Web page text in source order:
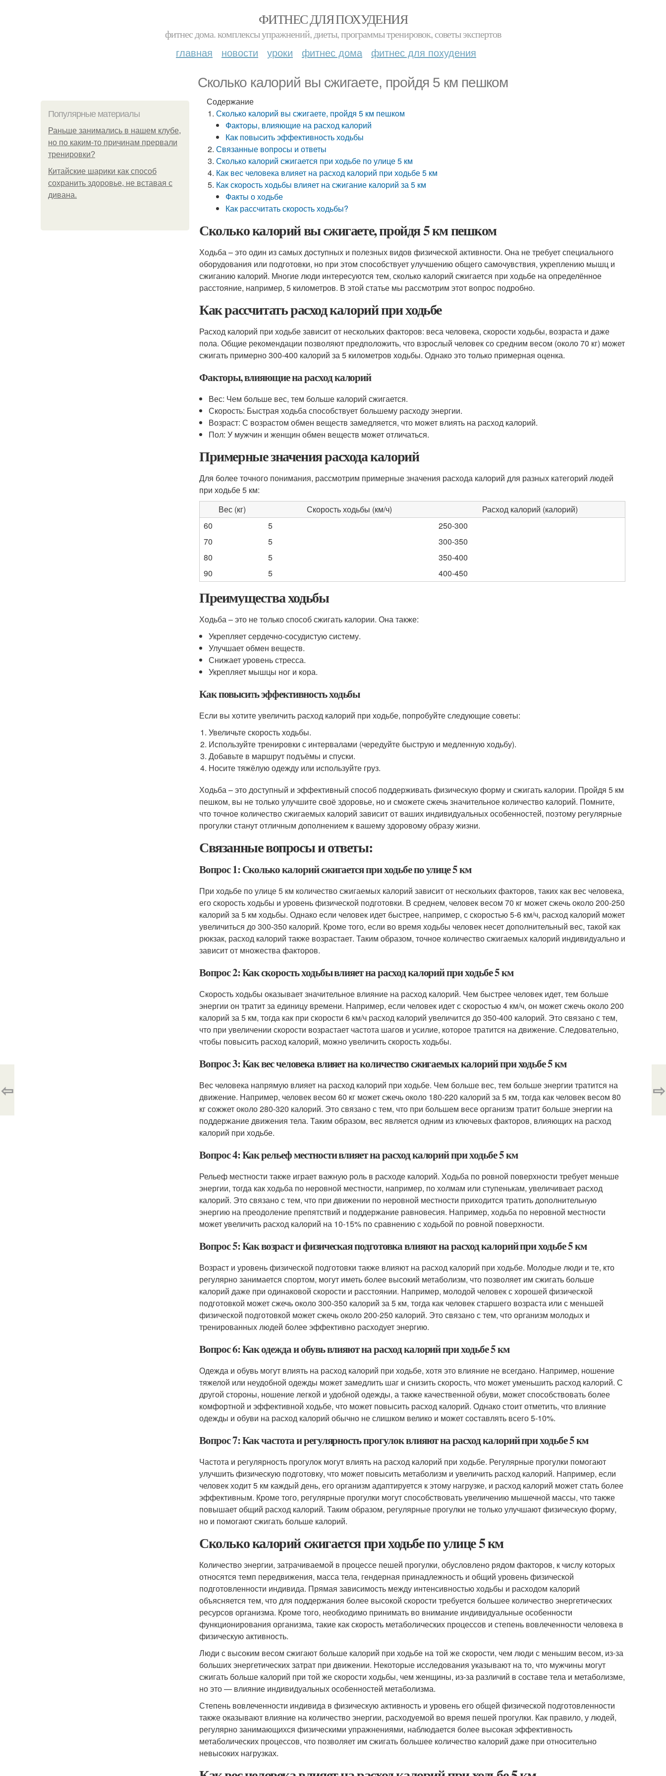
ФИТНЕС ДЛЯ ПОХУДЕНИЯ
фитнес дома. комплексы упражнений, диеты, программы тренировок, советы экспертов
главная новости уроки фитнес дома фитнес для похудения
Сколько калорий вы сжигаете, пройдя 5 км пешком
Популярные материалы
Раньше занимались в нашем клубе,
но по каким-то причинам прервали
тренировки?
Китайские шарики как способ
сохранить здоровье, не вставая с
дивана.
Содержание
Сколько калорий вы сжигаете, пройдя 5 км пешком
Факторы, влияющие на расход калорий
Как повысить эффективность ходьбы
Связанные вопросы и ответы
Сколько калорий сжигается при ходьбе по улице 5 км
Как вес человека влияет на расход калорий при ходьбе 5 км
Как скорость ходьбы влияет на сжигание калорий за 5 км
Факты о ходьбе
Как рассчитать скорость ходьбы?
Сколько калорий вы сжигаете, пройдя 5 км пешком
Ходьба – это один из самых доступных и полезных видов физической активности. Она не требует специального
оборудования или подготовки, но при этом способствует улучшению общего самочувствия, укреплению мышц и
сжиганию калорий. Многие люди интересуются тем, сколько калорий сжигается при ходьбе на определённое
расстояние, например, 5 километров. В этой статье мы рассмотрим этот вопрос подробно.
Как рассчитать расход калорий при ходьбе
Расход калорий при ходьбе зависит от нескольких факторов: веса человека, скорости ходьбы, возраста и даже
пола. Общие рекомендации позволяют предположить, что взрослый человек со средним весом (около 70 кг) может
сжигать примерно 300-400 калорий за 5 километров ходьбы. Однако это только примерная оценка.
Факторы, влияющие на расход калорий
Вес: Чем больше вес, тем больше калорий сжигается.
Скорость: Быстрая ходьба способствует большему расходу энергии.
Возраст: С возрастом обмен веществ замедляется, что может влиять на расход калорий.
Пол: У мужчин и женщин обмен веществ может отличаться.
Примерные значения расхода калорий
Для более точного понимания, рассмотрим примерные значения расхода калорий для разных категорий людей
при ходьбе 5 км:
Вес (кг)
Скорость ходьбы (км/ч)
Расход калорий (калорий)
60
5
250-300
70
5
300-350
80
5
350-400
90
5 400-450
Преимущества ходьбы
Ходьба – это не только способ сжигать калории. Она также:
Укрепляет сердечно-сосудистую систему.
Улучшает обмен веществ.
Снижает уровень стресса.
Укрепляет мышцы ног и кора.
Как повысить эффективность ходьбы
Если вы хотите увеличить расход калорий при ходьбе, попробуйте следующие советы:
Увеличьте скорость ходьбы.
Используйте тренировки с интервалами (чередуйте быструю и медленную ходьбу).
Добавьте в маршрут подъёмы и спуски.
Носите тяжёлую одежду или используйте груз.
Ходьба – это доступный и эффективный способ поддерживать физическую форму и сжигать калории. Пройдя 5 км
пешком, вы не только улучшите своё здоровье, но и сможете сжечь значительное количество калорий. Помните,
что точное количество сжигаемых калорий зависит от ваших индивидуальных особенностей, поэтому регулярные
прогулки станут отличным дополнением к вашему здоровому образу жизни.
Связанные вопросы и ответы:
Вопрос 1: Сколько калорий сжигается при ходьбе по улице 5 км
При ходьбе по улице 5 км количество сжигаемых калорий зависит от нескольких факторов, таких как вес человека,
его скорость ходьбы и уровень физической подготовки. В среднем, человек весом 70 кг может сжечь около 200-250
калорий за 5 км ходьбы. Однако если человек идет быстрее, например, с скоростью 5-6 км/ч, расход калорий может
увеличиться до 300-350 калорий. Кроме того, если во время ходьбы человек несет дополнительный вес, такой как
рюкзак, расход калорий также возрастает. Таким образом, точное количество сжигаемых калорий индивидуально и
зависит от множества факторов.
Вопрос 2: Как скорость ходьбы влияет на расход калорий при ходьбе 5 км
Скорость ходьбы оказывает значительное влияние на расход калорий. Чем быстрее человек идет, тем больше
энергии он тратит за единицу времени. Например, если человек идет с скоростью 4 км/ч, он может сжечь около 200
калорий за 5 км, тогда как при скорости 6 км/ч расход калорий увеличится до 350-400 калорий. Это связано с тем,
что при увеличении скорости возрастает частота шагов и усилие, которое тратится на движение. Следовательно,
чтобы повысить расход калорий, можно увеличить скорость ходьбы.
Вопрос 3: Как вес человека влияет на количество сжигаемых калорий при ходьбе 5 км
Вес человека напрямую влияет на расход калорий при ходьбе. Чем больше вес, тем больше энергии тратится на
движение. Например, человек весом 60 кг может сжечь около 180-220 калорий за 5 км, тогда как человек весом 80
кг сожжет около 280-320 калорий. Это связано с тем, что при большем весе организм тратит больше энергии на
поддержание движения тела. Таким образом, вес является одним из ключевых факторов, влияющих на расход
калорий при ходьбе.
Вопрос 4: Как рельеф местности влияет на расход калорий при ходьбе 5 км
Рельеф местности также играет важную роль в расходе калорий. Ходьба по ровной поверхности требует меньше
энергии, тогда как ходьба по неровной местности, например, по холмам или ступенькам, увеличивает расход
калорий. Это связано с тем, что при движении по неровной местности приходится тратить дополнительную
энергию на преодоление препятствий и поддержание равновесия. Например, ходьба по неровной местности
может увеличить расход калорий на 10-15% по сравнению с ходьбой по ровной поверхности.
Вопрос 5: Как возраст и физическая подготовка влияют на расход калорий при ходьбе 5 км
Возраст и уровень физической подготовки также влияют на расход калорий при ходьбе. Молодые люди и те, кто
регулярно занимается спортом, могут иметь более высокий метаболизм, что позволяет им сжигать больше
калорий даже при одинаковой скорости и расстоянии. Например, молодой человек с хорошей физической
подготовкой может сжечь около 300-350 калорий за 5 км, тогда как человек старшего возраста или с меньшей
физической подготовкой может сжечь около 200-250 калорий. Это связано с тем, что организм молодых и
тренированных людей более эффективно расходует энергию.
Вопрос 6: Как одежда и обувь влияют на расход калорий при ходьбе 5 км
Одежда и обувь могут влиять на расход калорий при ходьбе, хотя это влияние не всегдано. Например, ношение
тяжелой или неудобной одежды может замедлить шаг и снизить скорость, что может уменьшить расход калорий. С
другой стороны, ношение легкой и удобной одежды, а также качественной обуви, может способствовать более
комфортной и эффективной ходьбе, что может повысить расход калорий. Однако стоит отметить, что влияние
одежды и обуви на расход калорий обычно не слишком велико и может составлять всего 5-10%.
Вопрос 7: Как частота и регулярность прогулок влияют на расход калорий при ходьбе 5 км
Частота и регулярность прогулок могут влиять на расход калорий при ходьбе. Регулярные прогулки помогают
улучшить физическую подготовку, что может повысить метаболизм и увеличить расход калорий. Например, если
человек ходит 5 км каждый день, его организм адаптируется к этому нагрузке, и расход калорий может стать более
эффективным. Кроме того, регулярные прогулки могут способствовать увеличению мышечной массы, что также
повышает общий расход калорий. Таким образом, регулярные прогулки не только улучшают физическую форму,
но и помогают сжигать больше калорий.
Сколько калорий сжигается при ходьбе по улице 5 км
Количество энергии, затрачиваемой в процессе пешей прогулки, обусловлено рядом факторов, к числу которых
относятся темп передвижения, масса тела, гендерная принадлежность и общий уровень физической
подготовленности индивида. Прямая зависимость между интенсивностью ходьбы и расходом калорий
объясняется тем, что для поддержания более высокой скорости требуется большее количество энергетических
ресурсов организма. Кроме того, необходимо принимать во внимание индивидуальные особенности
функционирования организма, такие как скорость метаболических процессов и степень вовлеченности человека в
физическую активность.
Люди с высоким весом сжигают больше калорий при ходьбе на той же скорости, чем люди с меньшим весом, из-за
больших энергетических затрат при движении. Некоторые исследования указывают на то, что мужчины могут
сжигать больше калорий при той же скорости ходьбы, чем женщины, из-за различий в составе тела и метаболизме,
но это — влияние индивидуальных особенностей метаболизма.
Степень вовлеченности индивида в физическую активность и уровень его общей физической подготовленности
также оказывают влияние на количество энергии, расходуемой во время пешей прогулки. Как правило, у людей,
регулярно занимающихся физическими упражнениями, наблюдается более высокая эффективность
метаболических процессов, что позволяет им сжигать большее количество калорий даже при относительно
невысоких нагрузках.
⇦ ⇨